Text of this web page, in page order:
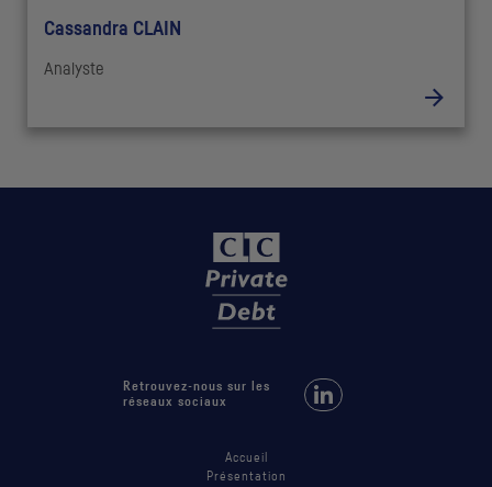
Cassandra CLAIN
Analyste
Retrouvez-nous sur les
réseaux sociaux
Retrouvez-nous sur LinkedIn
Accueil
Présentation